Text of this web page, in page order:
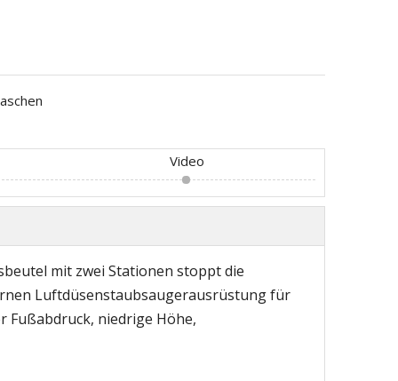
Video
mit zwei Stationen stoppt die
Luftdüsenstaubsaugerausrüstung für
Fußabdruck, niedrige Höhe,